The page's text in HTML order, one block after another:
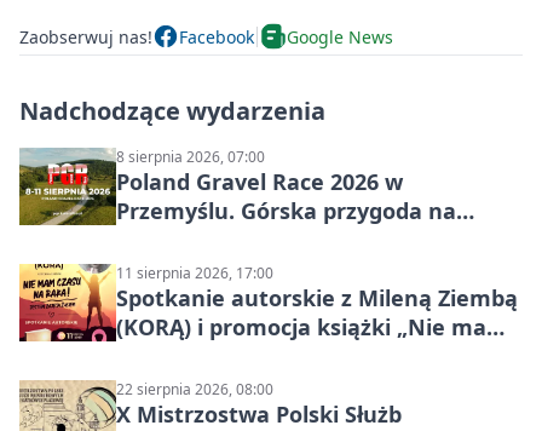
Zaobserwuj nas! Facebook Google News
Nadchodzące wydarzenia
8 sierpnia 2026, 07:00
Poland Gravel Race 2026 w
Przemyślu. Górska przygoda na
11 sierpnia 2026, 17:00
Spotkanie autorskie z Mileną Ziembą
(KORĄ) i promocja książki „Nie mam
22 sierpnia 2026, 08:00
X Mistrzostwa Polski Służb